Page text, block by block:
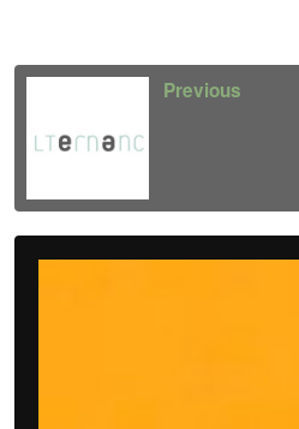
Previous